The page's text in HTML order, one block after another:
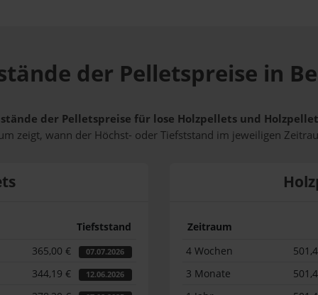
der Pelletspreise in
der Pelletspreise für lose Holzpellets und
zeigt, wann der Höchst- oder Tiefststand im jeweiligen
Tiefststand
365,00 €
07.07.2026
344,19 € 12.06.2026
Zeitraum
4 Wochen
3 Monate